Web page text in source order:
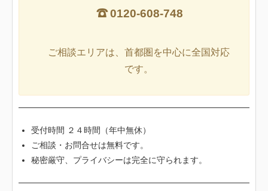
0120-608-748
ご相談エリアは、首都圏を中心に全国対応
です。
受付時間 ２４時間（年中無休）
ご相談・お問合せは無料です。
秘密厳守、プライバシーは完全に守られます。